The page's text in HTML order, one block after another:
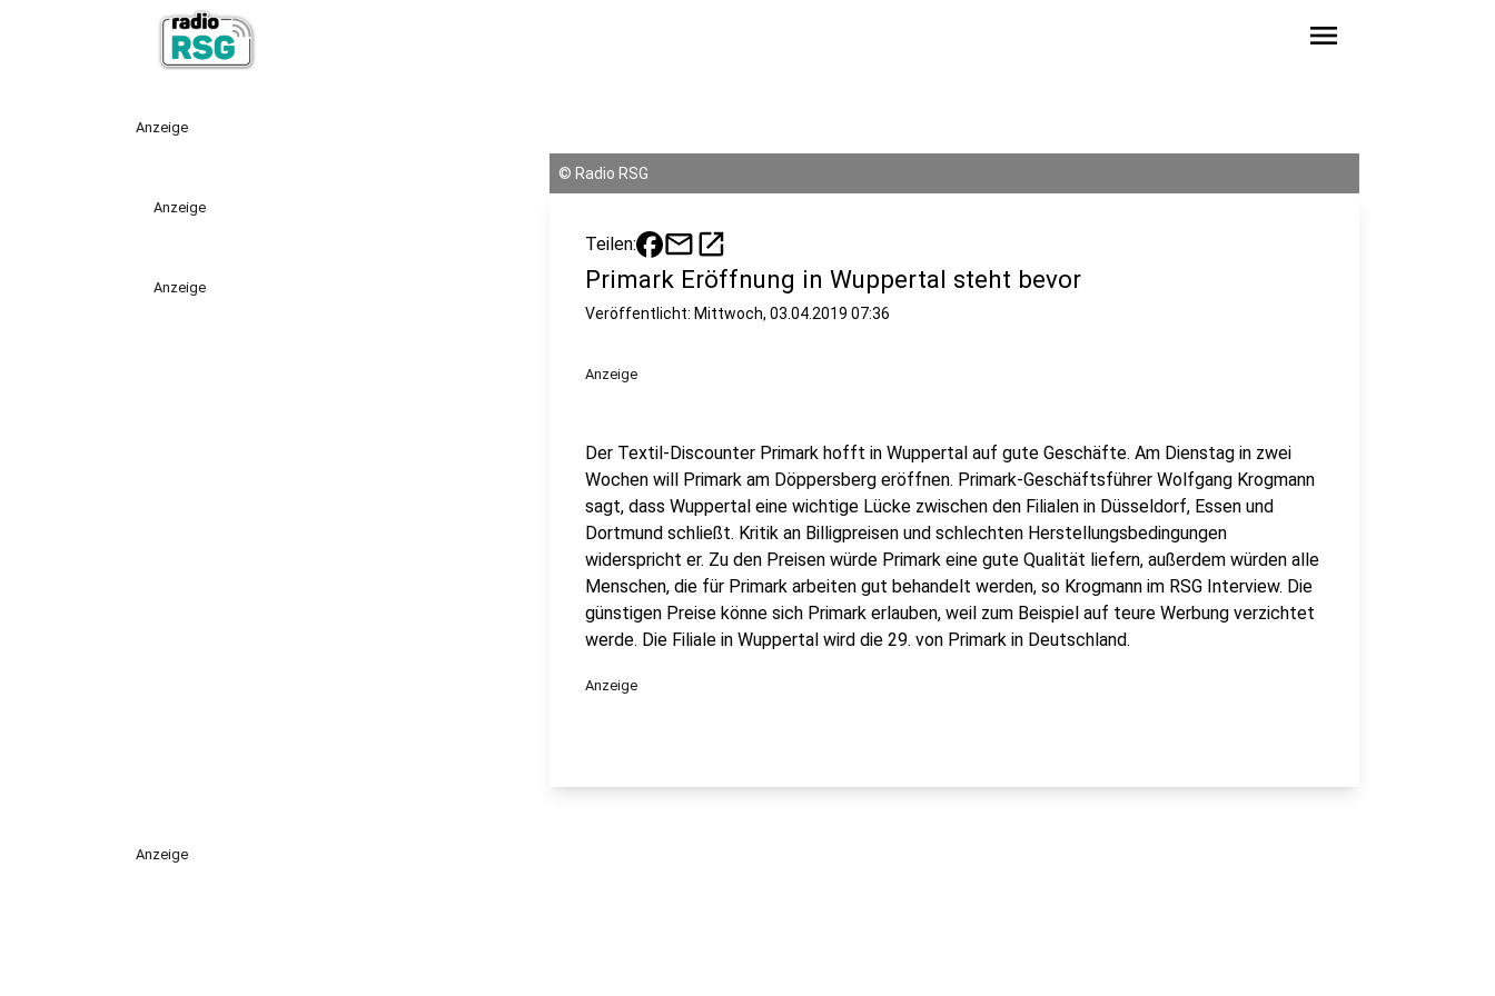
menu
Anzeige
Anzeige
Anzeige
© Radio RSG
Teilen: mailopen_in_new
Primark Eröffnung in Wuppertal steht bevor
Veröffentlicht: Mittwoch, 03.04.2019 07:36
Anzeige
Der Textil-Discounter Primark hofft in Wuppertal auf gute Geschäfte. Am Dienstag in zwei
Wochen will Primark am Döppersberg eröffnen. Primark-Geschäftsführer Wolfgang Krogmann
sagt, dass Wuppertal eine wichtige Lücke zwischen den Filialen in Düsseldorf, Essen und
Dortmund schließt. Kritik an Billigpreisen und schlechten Herstellungsbedingungen
widerspricht er. Zu den Preisen würde Primark eine gute Qualität liefern, außerdem würden alle
Menschen, die für Primark arbeiten gut behandelt werden, so Krogmann im RSG Interview. Die
günstigen Preise könne sich Primark erlauben, weil zum Beispiel auf teure Werbung verzichtet
werde. Die Filiale in Wuppertal wird die 29. von Primark in Deutschland.
Anzeige
Anzeige